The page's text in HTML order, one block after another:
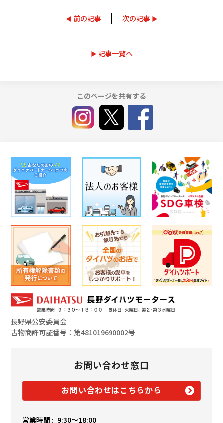
前の記事 次の記事
記事一覧へ
このページを共有する
長野県公安委員会
古物商許可証番号：第481019690002号
お問い合わせ窓口
お問い合わせはこちらから
営業時間 : 9:30〜18:00